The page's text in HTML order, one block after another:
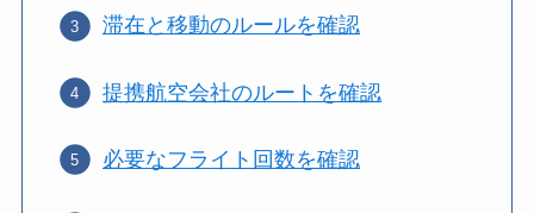
滞在と移動のルールを確認
提携航空会社のルートを確認
必要なフライト回数を確認